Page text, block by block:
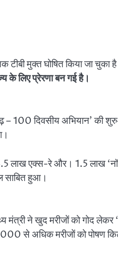
मुक्त घोषित किया जा चुका
के लिए प्रेरणा बन गई है।
– 100 दिवसीय अभियान’ की
लाख एक्स-रे और। 1.5 लाख
साबित हुआ।
मंत्री ने खुद मरीजों को गोद लेकर
से अधिक मरीजों को पोषण